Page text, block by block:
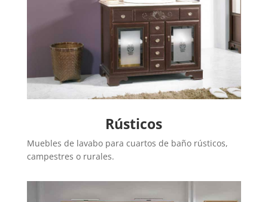
Rústicos
Muebles de lavabo para cuartos de baño rústicos,
campestres o rurales.